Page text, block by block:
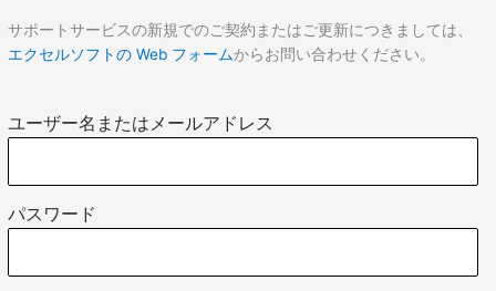
サポートサービスの新規でのご契約またはご更新につきましては、
エクセルソフトの Web フォームからお問い合わせください。
ユーザー名またはメールアドレス
パスワード